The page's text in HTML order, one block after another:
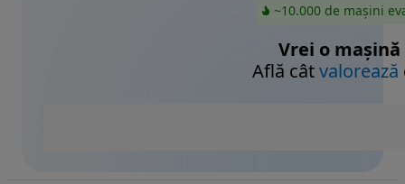
~10.000 de mașini
Vrei o mașină
Află câtvalorează